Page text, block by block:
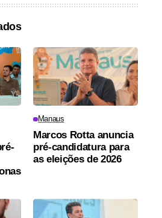
Manaus
Marcos Rotta anuncia
pré-candidatura para
as eleições de 2026